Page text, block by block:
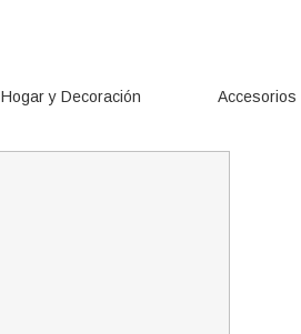
Hogar y Decoración Accesorios